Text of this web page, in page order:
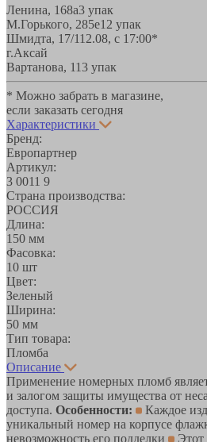
Ленина, 168а3 упак
М.Горького, 285е12 упак
Шмидта, 17/112.08, с 17:00*
г.Аксай
Вартанова, 113 упак
* Можно забрать в магазине,
если заказать сегодня
Характеристики
Бренд:
Европартнер
Артикул:
3 0011 9
Страна производства:
РОССИЯ
Длина:
150 мм
Фасовка:
10 шт
Цвет:
Зеленый
Ширина:
50 мм
Тип товара:
Пломба
Описание
Применение номерных пломб
и залогом защиты имущества от
доступа. Особенности:
Каждое
уникальный номер на корпусе
невозможность его подделки